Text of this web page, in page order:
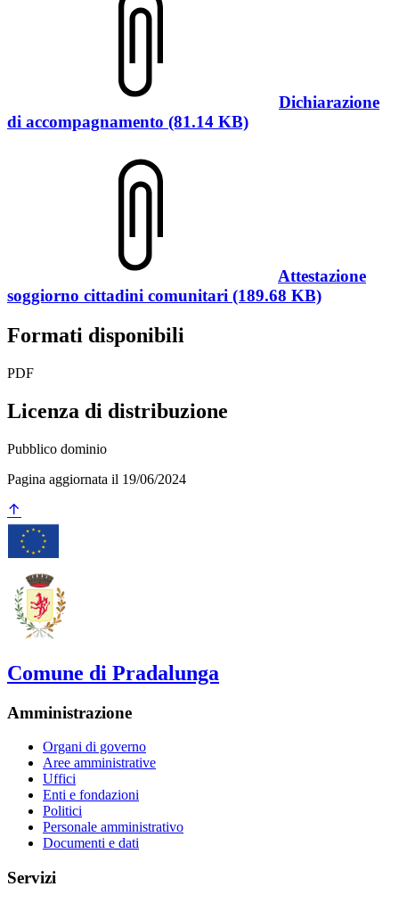
Dichiarazione
di accompagnamento (81.14 KB)
Attestazione
soggiorno cittadini comunitari (189.68 KB)
Formati disponibili
PDF
Licenza di distribuzione
Pubblico dominio
Pagina aggiornata il 19/06/2024
Comune di Pradalunga
Amministrazione
Organi di governo
Aree amministrative
Uffici
Enti e fondazioni
Politici
Personale amministrativo
Documenti e dati
Servizi